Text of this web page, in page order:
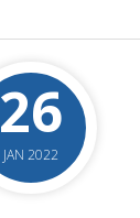
26
JAN 2022